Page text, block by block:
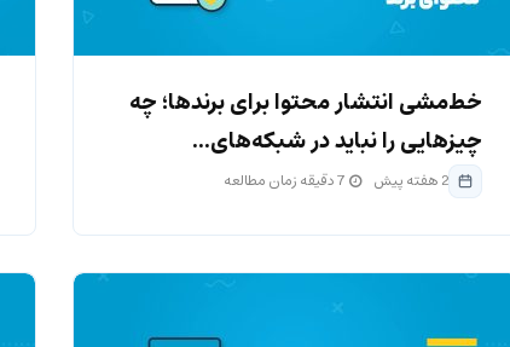
خط‌مشی انتشار محتوا برای برندها؛ چه
چیزهایی را نباید در شبکه‌های...
2 هفته پیش 7 دقیقه زمان مطالعه